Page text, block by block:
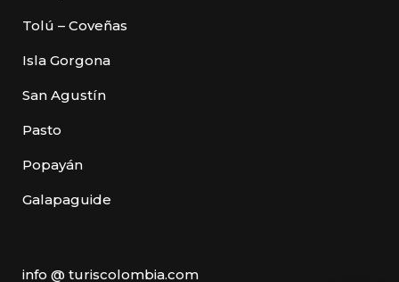
Tolú – Coveñas
Isla Gorgona
San Agustín
Pasto
Popayán
Galapaguide
info @ turiscolombia.com